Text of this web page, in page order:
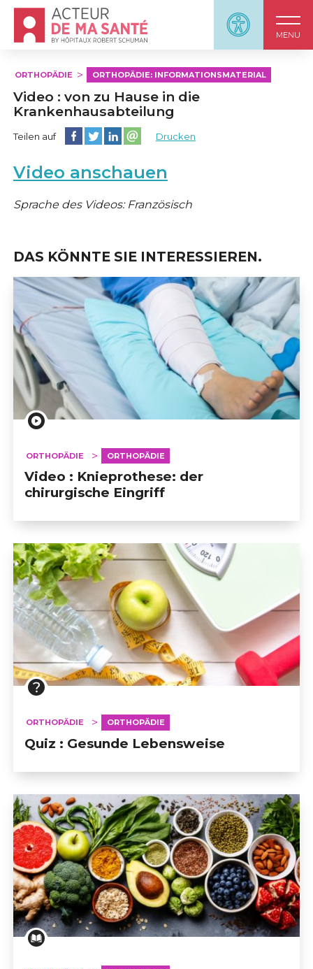
Panneau
MENU
Accueil - Acteur de ma santé, by HôpitauxRobert
ORTHOPÄDIE ORTHOPÄDIE: INFORMATIONSMATERIAL
Video : von zu Hause in die
Krankenhausabteilung
Teilen auf Diese Seite auf Facebook teilen
Diese Seite auf Twitter teilen
Diese Seite auf LinkedIn teilen
Partager cette page sur email
Drucken
Video anschauen
Sprache des Videos: Französisch
DAS KÖNNTE SIE INTERESSIEREN.
ORTHOPÄDIE ORTHOPÄDIE
Video : Knieprothese: der
chirurgische Eingriff
ORTHOPÄDIE ORTHOPÄDIE
Quiz : Gesunde Lebensweise